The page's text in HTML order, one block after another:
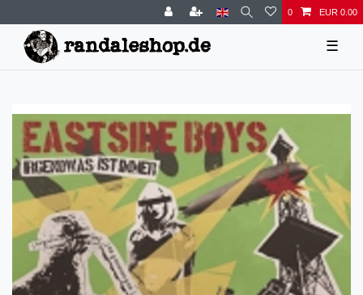
0 EUR 0.00
☰